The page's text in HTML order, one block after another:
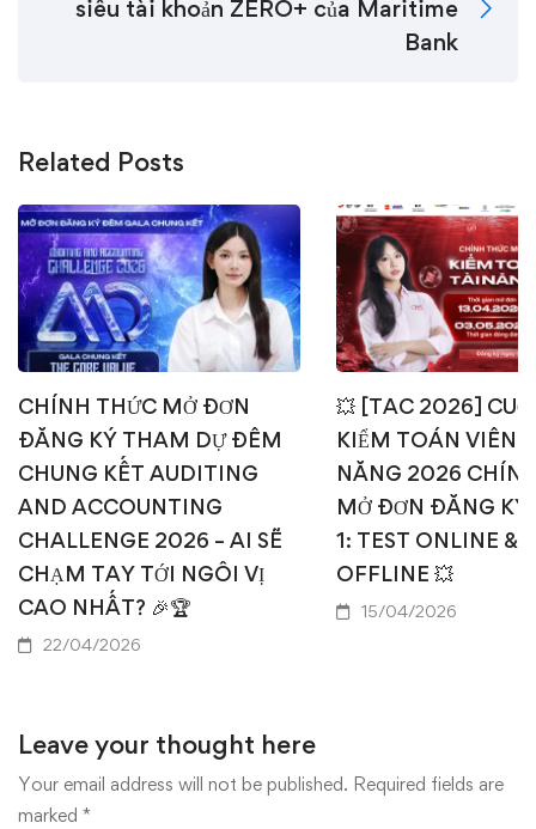
siêu tài khoản ZERO+ của Maritime
Bank
Related Posts
CHÍNH THỨC MỞ ĐƠN
ĐĂNG KÝ THAM DỰ ĐÊM
CHUNG KẾT AUDITING
AND ACCOUNTING
CHALLENGE 2026 – AI SẼ
CHẠM TAY TỚI NGÔI VỊ
CAO NHẤT? 🎉🏆
22/04/2026
💥 [TAC 2026]
KIỂM TOÁN VIÊN
NĂNG 2026
MỞ ĐƠN ĐĂNG KÝ
1: TEST ONLINE &
OFFLINE 💥
15/04/2026
Leave your thought here
Your email address will not be published. Required fields are
marked *